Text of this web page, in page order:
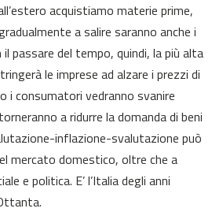
acquistiamo materie prime,
a salire saranno anche i
il passare del tempo, quindi, la più alta
le imprese ad alzare i prezzi di
i consumatori vedranno svanire
a ridurre la domanda di beni
inflazione-svalutazione può
mercato domestico, oltre che a
e politica. E’ l’Italia degli anni